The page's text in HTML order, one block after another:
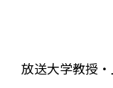
放送大学教授